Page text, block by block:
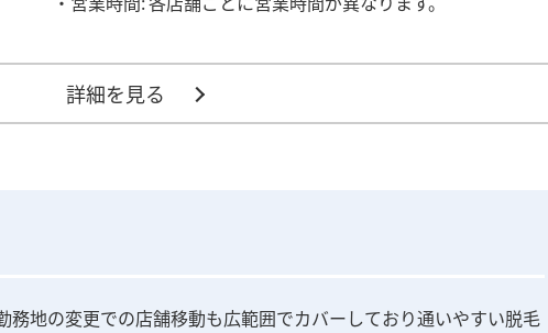
詳細を見る
務地の変更での店舗移動も広範囲でカバーしており通いやすい脱毛